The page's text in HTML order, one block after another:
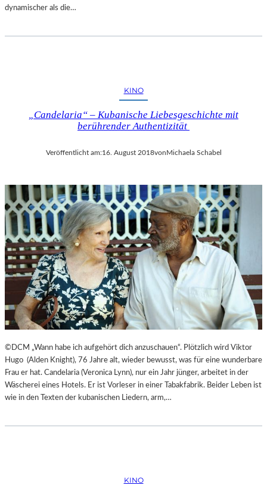
dynamischer als die…
KINO
„Candelaria“ – Kubanische Liebesgeschichte mit
berührender Authentizität
Veröffentlicht am:16. August 2018vonMichaela Schabel
©DCM „Wann habe ich aufgehört dich anzuschauen“. Plötzlich wird Viktor
Hugo (Alden Knight), 76 Jahre alt, wieder bewusst, was für eine wunderbare
Frau er hat. Candelaria (Veronica Lynn), nur ein Jahr jünger, arbeitet in der
Wäscherei eines Hotels. Er ist Vorleser in einer Tabakfabrik. Beider Leben ist
wie in den Texten der kubanischen Liedern, arm,…
KINO